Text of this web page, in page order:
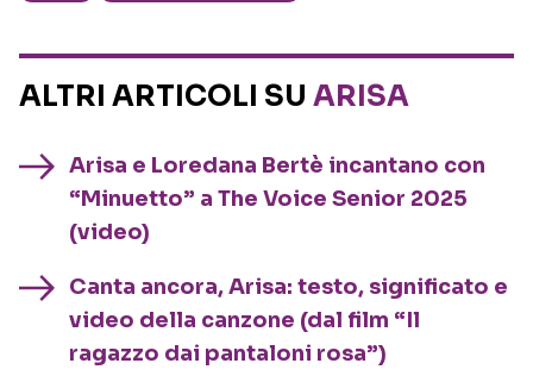
ALTRI ARTICOLI SU ARISA
Arisa e Loredana Bertè incantano con
“Minuetto” a The Voice Senior 2025
(video)
Canta ancora, Arisa: testo, significato e
video della canzone (dal film “Il
ragazzo dai pantaloni rosa”)